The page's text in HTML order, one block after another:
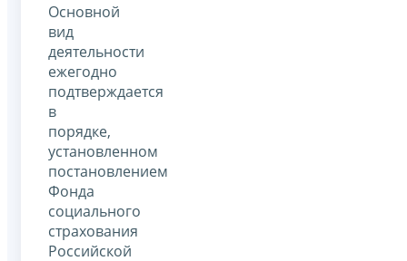
Основной
вид
деятельности
ежегодно
подтверждается
в
порядке,
установленном
постановлением
Фонда
социального
страхования
Российской